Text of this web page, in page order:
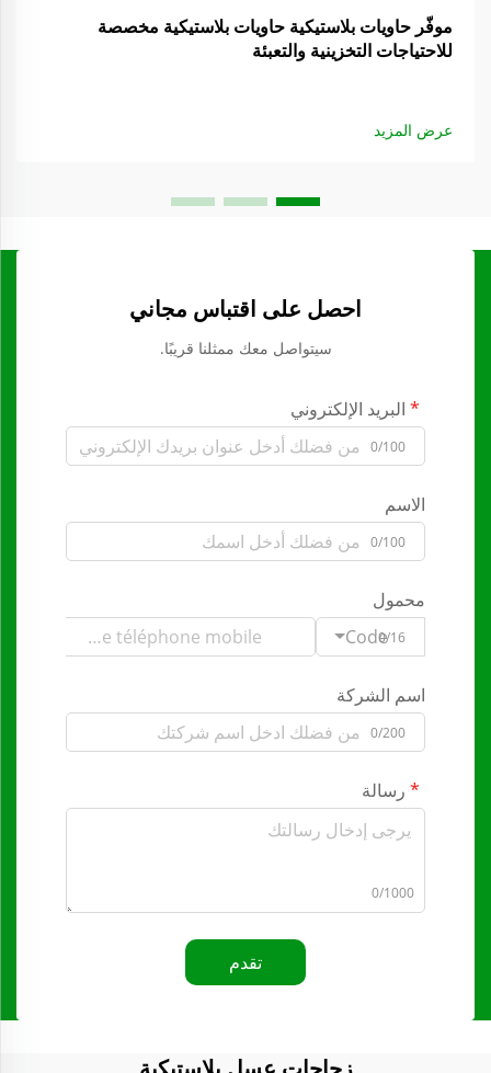
موفّر حاويات بلاستيكية حاويات بلاستيكية مخصصة
للاحتياجات التخزينية والتعبئة
عرض المزيد
احصل على اقتباس مجاني
سيتواصل معك ممثلنا قريبًا.
البريد الإلكتروني
0/100
الاسم
0/100
محمول
Code0/16
اسم الشركة
0/200
رسالة
0/1000
تقدم